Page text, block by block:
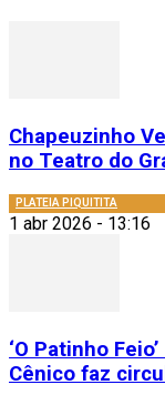
Chapeuzinho
no Teatro do
PLATEIA PIQUITITA
1 abr 2026 - 13:16
‘O Patinho
Cênico faz